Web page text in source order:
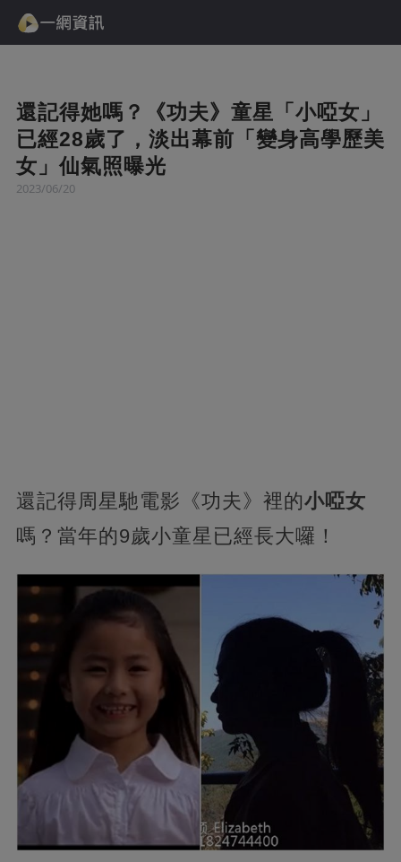
還記得她嗎？《功夫》童星「小啞女」
已經28歲了，淡出幕前「變身高學歷美
女」仙氣照曝光
2023/06/20
還記得周星馳電影《功夫》裡的小啞女
嗎？當年的9歲小童星已經長大囉！